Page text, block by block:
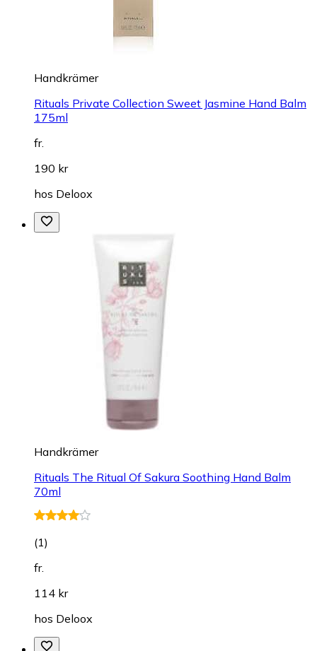
Handkrämer
Rituals Private Collection Sweet Jasmine Hand Balm
175ml
fr.
190 kr
hos Deloox
Handkrämer
Rituals The Ritual Of Sakura Soothing Hand Balm
70ml
(1)
fr.
114 kr
hos Deloox